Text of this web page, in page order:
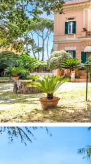
A villa à venda tem
a exploração das
famosas como o
são facilmente
restaurantes
virar da esquina.
elegância, conforto
histórica é o local
na Cidade Eterna.
experimentar o
ambiente de luxo